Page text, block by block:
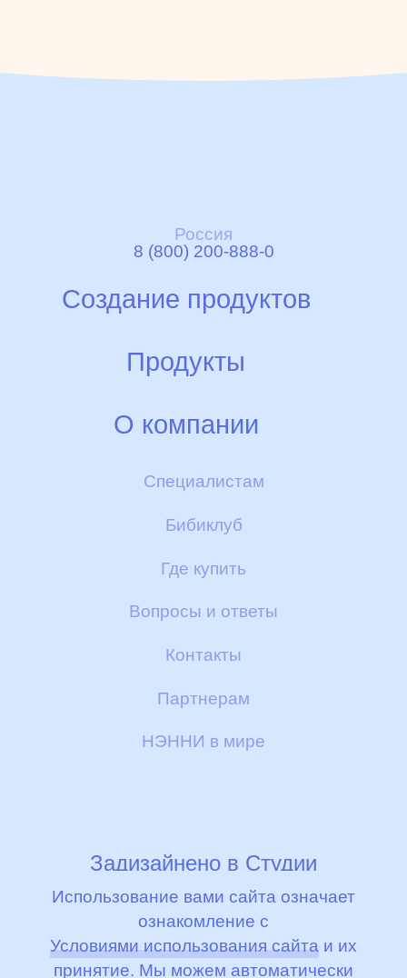
Использование вами сайта означает
ознакомление с
Условиями использования сайта и их
принятие. Мы можем автоматически
Россия
8 (800) 200-888-0
Создание продуктов
Идея
Контроль качества
Продукты
Смеси НЭННИ
О компании
Гарантии качества
Скидки и бонусы
Доставка и оплата
Сертификаты
Отзывы
Специалистам
Бибиклуб
Где купить
Вопросы и ответы
Контакты
Партнерам
НЭННИ в мире
Задизайнено в Студии
Артемия Лебедева
© 2000 - 2026, ООО «Бибиколь Рус»